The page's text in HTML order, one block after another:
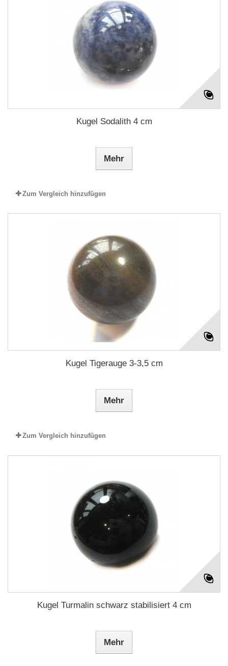
Kugel Sodalith 4 cm
Mehr
Zum Vergleich hinzufügen
Kugel Tigerauge 3-3,5 cm
Mehr
Zum Vergleich hinzufügen
Kugel Turmalin schwarz stabilisiert 4 cm
Mehr